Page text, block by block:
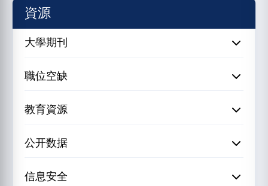
資源
大學期刊
職位空缺
教育資源
公开数据
信息安全